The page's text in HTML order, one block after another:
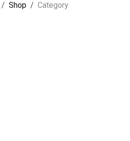
Shop Category